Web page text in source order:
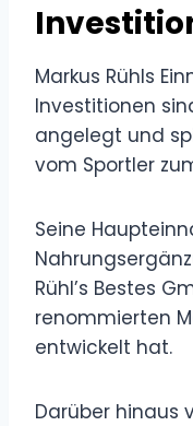
Markus Rühls
Investitionen
angelegt und
vom Sportler
Seine
Rühl’s Bestes
renommierten
entwickelt hat.
Darüber hinaus